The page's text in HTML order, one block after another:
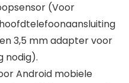
(Voor
3,5 mm adapter voor
nodig).
Android mobiele